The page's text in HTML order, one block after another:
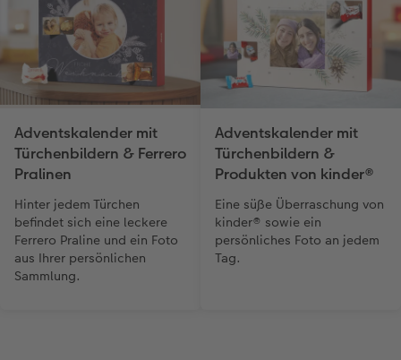
Adventskalender mit
Türchenbildern & Ferrero
Pralinen
Hinter jedem Türchen
befindet sich eine leckere
Ferrero Praline und ein Foto
aus Ihrer persönlichen
Sammlung.
Adventskalender mit
Türchenbildern &
Produkten von kinder®
Eine süße Überraschung von
kinder® sowie ein
persönliches Foto an jedem
Tag.